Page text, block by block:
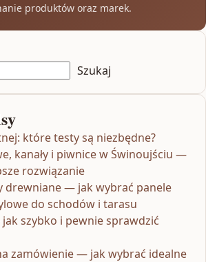
produktów oraz marek.
Szukaj
które testy są niezbędne?
kanały i piwnice w Świnoujściu —
rozwiązanie
drewniane — jak wybrać panele
do schodów i tarasu
szybko i pewnie sprawdzić
zamówienie — jak wybrać idealne